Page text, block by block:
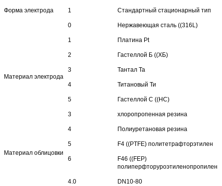
Форма электрода 1 Стандартный стационарный тип
Материал электрода
0 Нержавеющая сталь ((316L)
1 Платина Pt
2 Гастеллой Б ((ХБ)
3 Тантал Ta
4 Титановый Ти
5 Гастеллой C ((HC)
Материал облицовки
3 хлоропропенная резина
4 Полиуретановая резина
5 F4 ((PTFE) политетрафторэтилен
6
F46 ((FEP)
полиперфторуроэтиленопропилен
4.0 DN10-80